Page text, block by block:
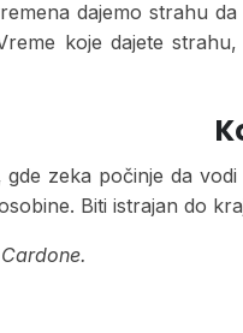
dajemo strahu
koje dajete
zeka počinje da
Biti istrajan do